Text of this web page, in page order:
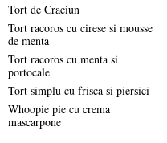
Tort de Craciun
Tort racoros cu cirese si mousse
de menta
Tort racoros cu menta si
portocale
Tort simplu cu frisca si piersici
Whoopie pie cu crema
mascarpone